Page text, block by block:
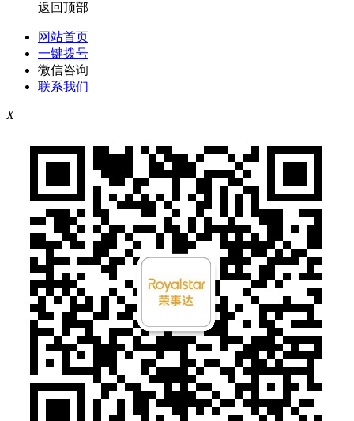
返回顶部
网站首页
一键拨号
微信咨询
联系我们
X